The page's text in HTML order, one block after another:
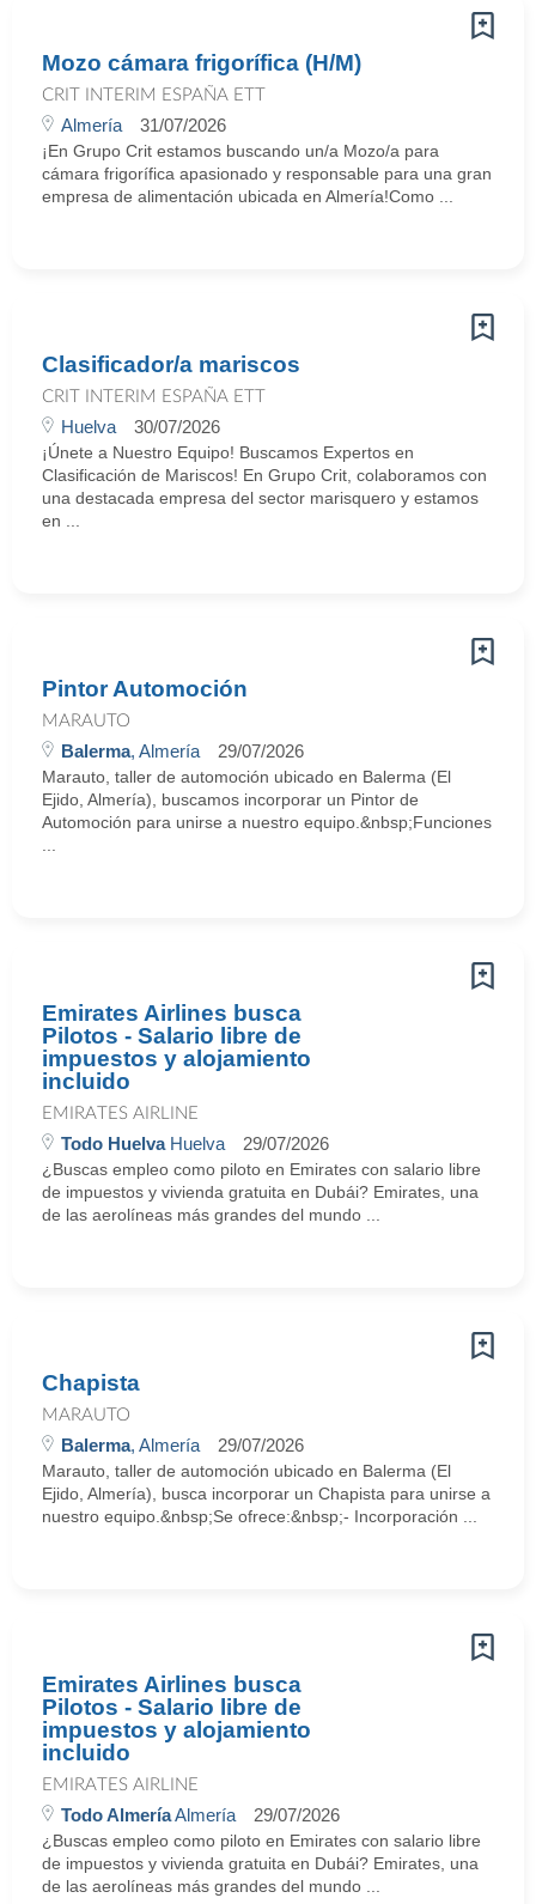
Mozo cámara frigorífica (H/M)
CRIT INTERIM ESPAÑA ETT
Almería 31/07/2026
¡En Grupo Crit estamos buscando un/a Mozo/a para
cámara frigorífica apasionado y responsable para una gran
empresa de alimentación ubicada en Almería!Como ...
Clasificador/a mariscos
CRIT INTERIM ESPAÑA ETT
Huelva 30/07/2026
¡Únete a Nuestro Equipo! Buscamos Expertos en
Clasificación de Mariscos! En Grupo Crit, colaboramos con
una destacada empresa del sector marisquero y estamos
en ...
Pintor Automoción
MARAUTO
Balerma, Almería 29/07/2026
Marauto, taller de automoción ubicado en Balerma (El
Ejido, Almería), buscamos incorporar un Pintor de
Automoción para unirse a nuestro equipo.&nbsp;Funciones
Emirates Airlines busca
Pilotos - Salario libre de
impuestos y alojamiento
incluido
EMIRATES AIRLINE
Todo HuelvaHuelva 29/07/2026
¿Buscas empleo como piloto en Emirates con salario libre
de impuestos y vivienda gratuita en Dubái? Emirates, una
de las aerolíneas más grandes del mundo ...
Chapista
MARAUTO
Balerma, Almería 29/07/2026
Marauto, taller de automoción ubicado en Balerma (El
Ejido, Almería), busca incorporar un Chapista para unirse a
nuestro equipo.&nbsp;Se ofrece:&nbsp;- Incorporación ...
Emirates Airlines busca
Pilotos - Salario libre de
impuestos y alojamiento
incluido
EMIRATES AIRLINE
Todo AlmeríaAlmería 29/07/2026
¿Buscas empleo como piloto en Emirates con salario libre
de impuestos y vivienda gratuita en Dubái? Emirates, una
de las aerolíneas más grandes del mundo ...